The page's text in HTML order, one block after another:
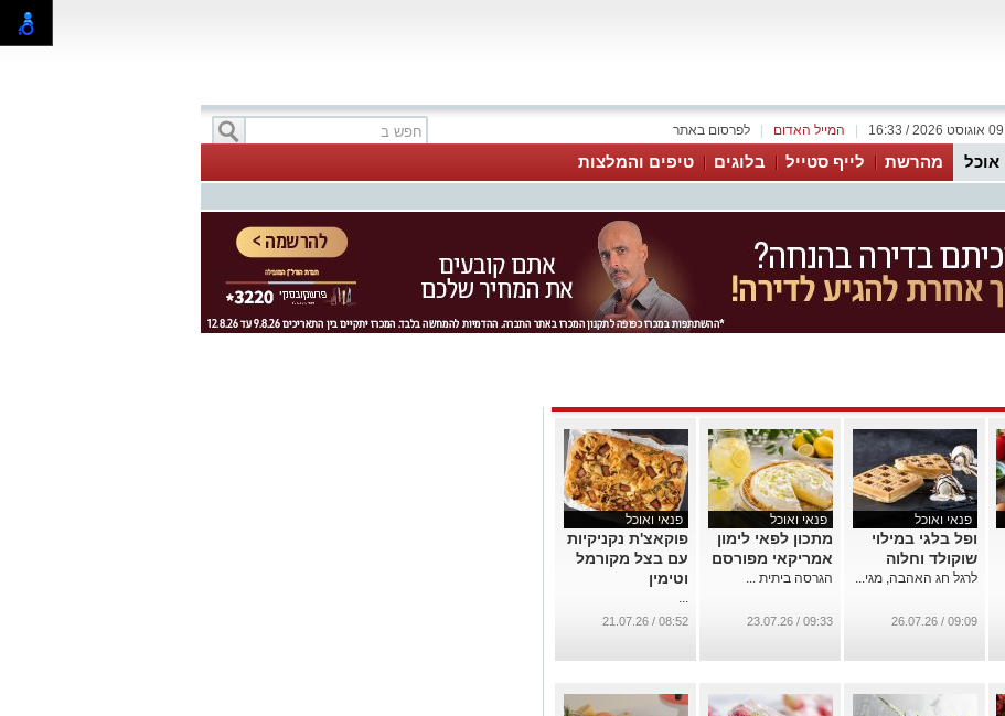
לפרסום באתר המייל האדום 09 אוגוסט 2026 / 16:33
אוכל מהרשת לייף סטייל בלוגים טיפים והמלצות
פנאי ואוכל
ופל בלגי במילוי
שוקולד וחלוה
לרגל חג האהבה, מגי...
09:09 / 26.07.26
פנאי ואוכל
מתכון לפאי לימון
אמריקאי מפורסם
הגרסה ביתית ...
09:33 / 23.07.26
פנאי ואוכל
פוקאצ'ת נקניקיות
עם בצל מקורמל
וטימין
...
08:52 / 21.07.26